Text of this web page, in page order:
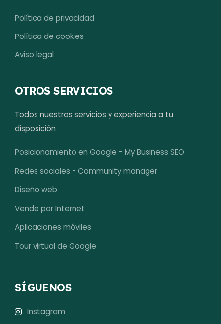
Política de privacidad
Política de cookies
Aviso legal
OTROS SERVICIOS
Todos nuestros servicios y experiencia a tu
disposición
Posicionamiento en Google - My Business SEO
Redes sociales - Community manager
Diseño web
Vende por Internet
Aplicaciones móviles
Tour virtual de Google
SÍGUENOS
Instagram